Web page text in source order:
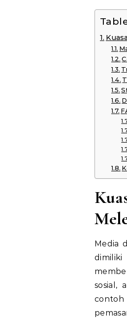
Media
sosial,
contoh